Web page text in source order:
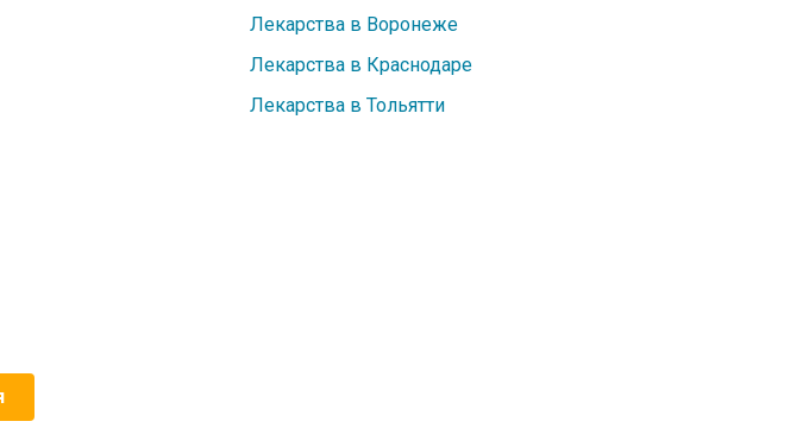
Лекарства в Воронеже
Лекарства в Краснодаре
Лекарства в Тольятти